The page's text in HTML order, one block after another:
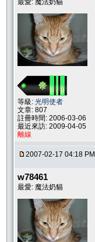
最愛: 魔法奶貓
等級: 光明使者
文章: 807
註冊時間: 2006-03-06
最近來訪: 2009-04-05
離線
2007-02-17 04:18 PM
w78461
最愛: 魔法奶貓